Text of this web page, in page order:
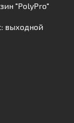
"PolyPro"
выходной